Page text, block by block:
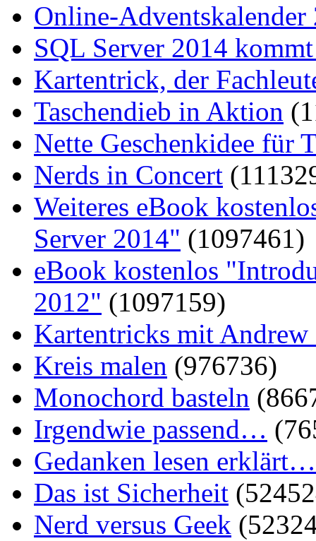
Online-Adventskalender
SQL Server 2014
Kartentrick, der
Taschendieb in Aktion
Nette Geschenkidee für
Nerds in Concert
Weiteres eBook
Server 2014" (1097461)
eBook kostenlos
2012" (1097159)
Kartentricks mit
Kreis malen (976736)
Monochord basteln
Irgendwie passend…
Gedanken lesen erklärt…
Das ist Sicherheit
Nerd versus Geek